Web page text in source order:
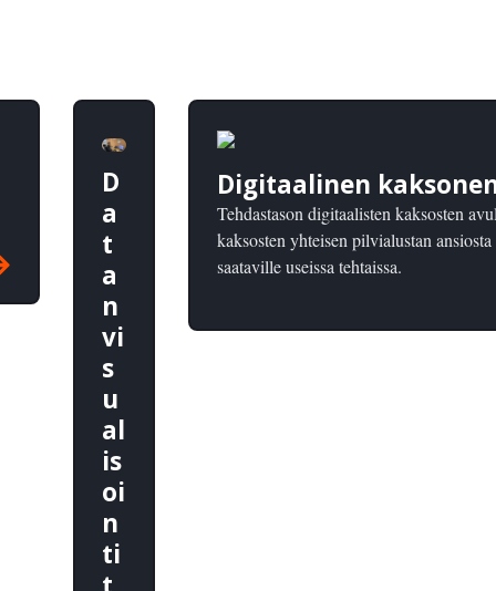
D
a
t
a
n
vi
s
u
al
is
oi
n
ti
Digitaalinen
Tehdastason digitaalisten kaksosten
kaksosten yhteisen pilvialustan
saataville useissa tehtaissa.